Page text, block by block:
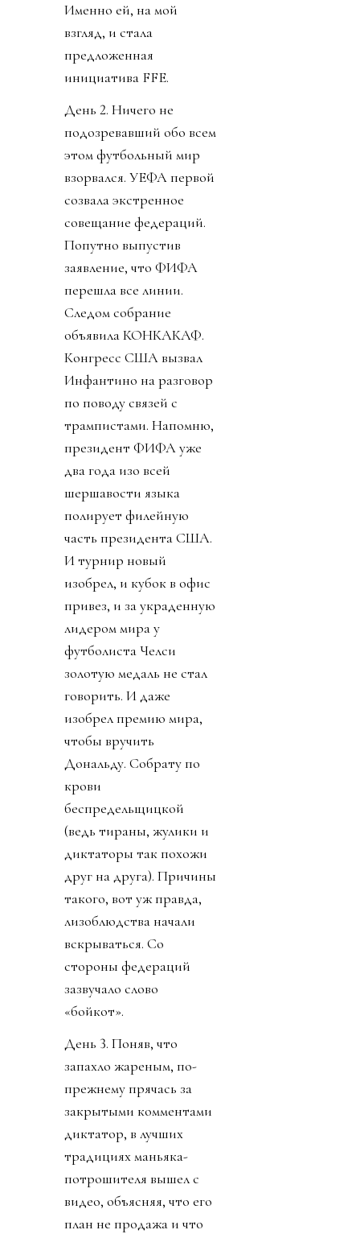
Именно ей, на мой
взгляд, и стала
предложенная
инициатива FFE.
День 2. Ничего не
подозревавший обо всем
этом футбольный мир
взорвался. УЕФА первой
созвала экстренное
совещание федераций.
Попутно выпустив
заявление, что ФИФА
перешла все линии.
Следом собрание
объявила КОНКАКАФ.
Конгресс США вызвал
Инфантино на разговор
по поводу связей с
трампистами. Напомню,
президент ФИФА уже
два года изо всей
шершавости языка
полирует филейную
часть президента США.
И турнир новый
изобрел, и кубок в офис
привез, и за украденную
лидером мира у
футболиста Челси
золотую медаль не стал
говорить. И даже
изобрел премию мира,
чтобы вручить
Дональду. Собрату по
крови
беспредельщицкой
(ведь тираны, жулики и
диктаторы так похожи
друг на друга). Причины
такого, вот уж правда,
лизоблюдства начали
вскрываться. Со
стороны федераций
зазвучало слово
«бойкот».
День 3. Поняв, что
запахло жареным, по-
прежнему прячась за
закрытыми комментами
диктатор, в лучших
традициях маньяка-
потрошителя вышел с
видео, объясняя, что его
план не продажа и что